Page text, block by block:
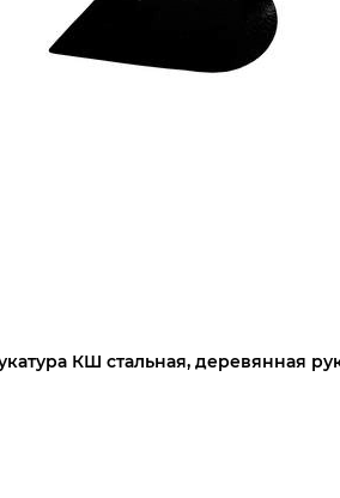
КШ стальная, деревянная